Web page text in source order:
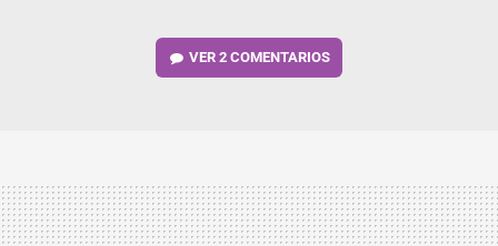
VER2 COMENTARIOS